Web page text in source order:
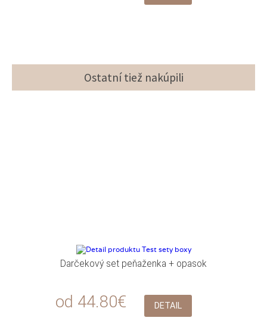
Ostatní tiež nakúpili
Darčekový set peňaženka + opasok
od 44.80€ DETAIL